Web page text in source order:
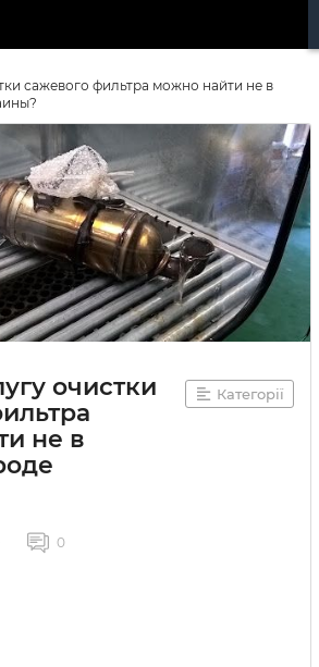
сажевого фильтра можно найти не в
очистки
не в
Категорії
0